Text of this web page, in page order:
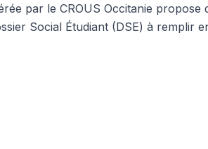
par le CROUS Occitanie
Social Étudiant (DSE) à remplir